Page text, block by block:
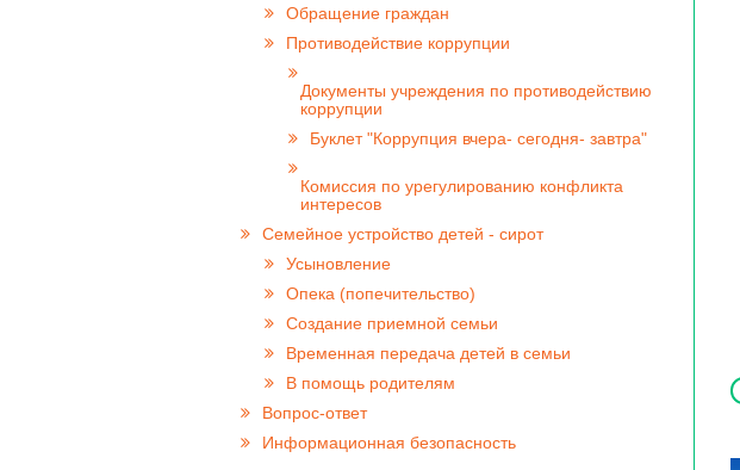
Обращение граждан
Противодействие коррупции
Документы учреждения по противодействию
коррупции
Буклет "Коррупция вчера- сегодня- завтра"
Комиссия по урегулированию конфликта
интересов
Семейное устройство детей - сирот
Усыновление
Опека (попечительство)
Создание приемной семьи
Временная передача детей в семьи
В помощь родителям
Вопрос-ответ
Информационная безопасность